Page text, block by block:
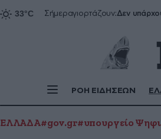
Σήμεραγιορτάζουν:Δεν
ΡΟΗ ΕΙΔΗΣΕΩΝ
ΕΛΛΑΔΑ#gov.gr#υπουργείο